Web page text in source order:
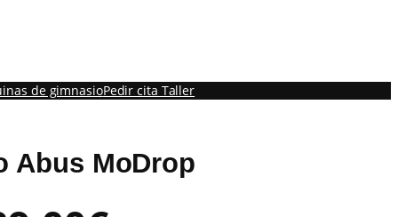
de gimnasioPedir cita Taller
Abus MoDrop